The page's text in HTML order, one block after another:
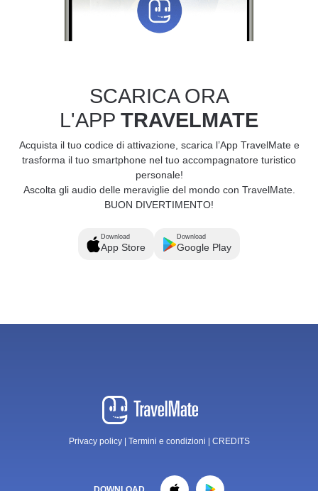
SCARICA ORA
L'APP TRAVELMATE
Acquista il tuo codice di attivazione, scarica l’App TravelMate e
trasforma il tuo smartphone nel tuo accompagnatore turistico
personale!
Ascolta gli audio delle meraviglie del mondo con TravelMate.
BUON DIVERTIMENTO!
Download
App Store
Download
Google Play
Privacy policy| Termini e condizioni CREDITS